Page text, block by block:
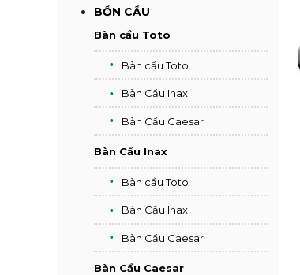
BỒN CẦU
Bàn cầu Toto
Bàn cầu Toto
Bàn Cầu Inax
Bàn Cầu Caesar
Bàn Cầu Inax
Bàn cầu Toto
Bàn Cầu Inax
Bàn Cầu Caesar
Bàn Cầu Caesar